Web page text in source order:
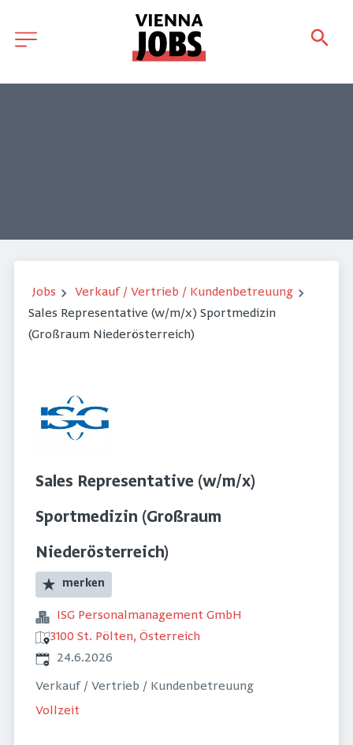
Jobs
Verkauf / Vertrieb / Kundenbetreuung
Sales Representative (w/m/x) Sportmedizin
(Großraum Niederösterreich)
Sales Representative (w/m/x)
Sportmedizin (Großraum
Niederösterreich)
merken
ISG Personalmanagement GmbH
3100 St. Pölten, Österreich
Veröffentlicht
24.6.2026
Verkauf / Vertrieb / Kundenbetreuung
Vollzeit